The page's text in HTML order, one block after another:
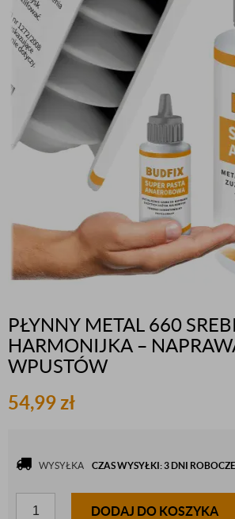
PŁYNNY METAL 660
HARMONIJKA –
WPUSTÓW
54,99zł
WYSYŁKA CZAS WYSYŁKI: 3 DNI ROBOCZE
DODAJ DO KOSZYKA